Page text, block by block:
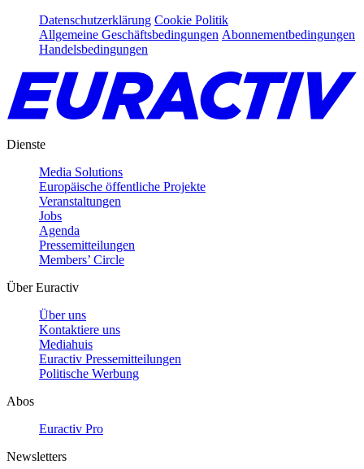
Datenschutzerklärung Cookie Politik
Allgemeine Geschäftsbedingungen Abonnementbedingungen
Handelsbedingungen
Dienste
Media Solutions
Europäische öffentliche Projekte
Veranstaltungen
Jobs
Agenda
Pressemitteilungen
Members’ Circle
Über Euractiv
Über uns
Kontaktiere uns
Mediahuis
Euractiv Pressemitteilungen
Politische Werbung
Abos
Euractiv Pro
Newsletters